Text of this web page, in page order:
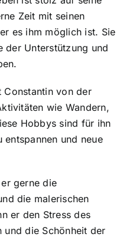
Zeit mit seinen
es ihm möglich ist. Sie
der Unterstützung und
Constantin von der
wie Wandern,
Hobbys sind für ihn
und neue
gerne die
die malerischen
er den Stress des
und die Schönheit der